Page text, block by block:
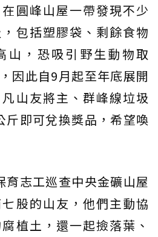
圓峰山屋一帶發現不少
包括塑膠袋、剩餘食物
山，恐吸引野生動物取
因此自9月起至年底展開
凡山友將主、群峰線垃圾
斤即可兌換獎品，希望喚
育志工巡查中央金礦山屋
股的山友，他們主動協
植土，還一起撿落葉、